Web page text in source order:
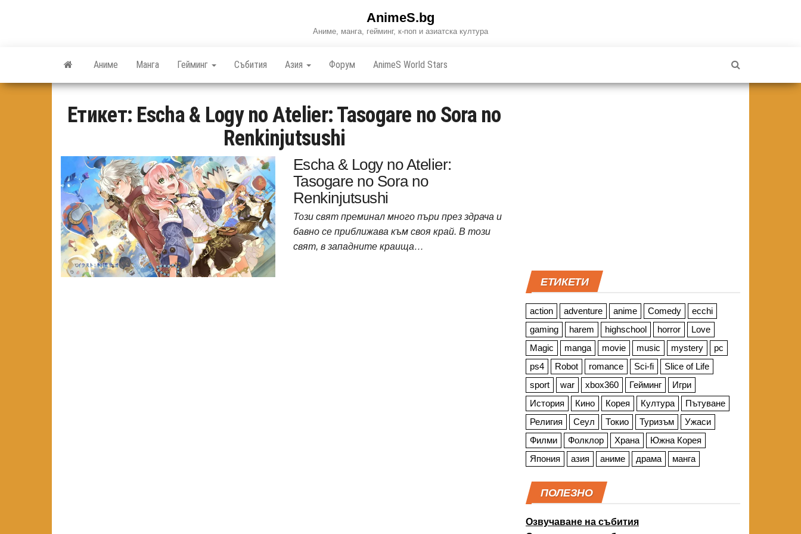
AnimeS.bg
Аниме, манга, гейминг, к-поп и азиатска култура
Аниме Манга Гейминг Събития Азия Форум AnimeS World Stars
Етикет: Escha & Logy no Atelier: Tasogare no Sora no
Renkinjutsushi
Escha & Logy no Atelier:
Tasogare no Sora no
Renkinjutsushi
Този свят преминал много пъри през здрача и
бавно се приближава към своя край. В този
свят, в западните краища…
ЕТИКЕТИ
action adventure anime Comedy
ecchi
gaming
harem highschool horror
Love
Magic
manga movie music mystery
pc
ps4
Robot romance Sci-fi
Slice of Life
sport
war xbox360 Гейминг
Игри
История
Кино Корея Култура
Пътуване
Религия
Сеул Токио Туризъм
Ужаси
Филми
Фолклор Храна
Южна Корея
Япония
азия аниме драма манга
ПОЛЕЗНО
Озвучаване на събития